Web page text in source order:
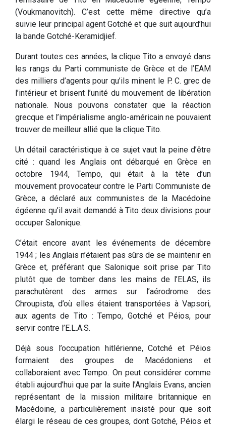
(Voukmanovitch). C’est cette même directive qu’a
suivie leur principal agent Gotché et que suit aujourd’hui
la bande Gotché-Keramidjief.
Durant toutes ces années, la clique Tito a envoyé dans
les rangs du Parti communiste de Grèce et de l’EAM
des milliers d’agents pour qu’ils minent le P. C. grec de
l’intérieur et brisent l’unité du mouvement de libération
nationale. Nous pouvons constater que la réaction
grecque et l’impérialisme anglo-américain ne pouvaient
trouver de meilleur allié que la clique Tito.
Un détail caractéristique à ce sujet vaut la peine d’être
cité : quand les Anglais ont débarqué en Grèce en
octobre 1944, Tempo, qui était à la tète d’un
mouvement provocateur contre le Parti Communiste de
Grèce, a déclaré aux communistes de la Macédoine
égéenne qu’il avait demandé à Tito deux divisions pour
occuper Salonique.
C’était encore avant les événements de décembre
1944 ; les Anglais n’étaient pas sûrs de se maintenir en
Grèce et, préférant que Salonique soit prise par Tito
plutôt que de tomber dans les mains de l’ELAS, ils
parachutèrent des armes sur l’aérodrome des
Chroupista, d’où elles étaient transportées à Vapsori,
aux agents de Tito : Tempo, Gotché et Péios, pour
servir contre l’E.L.A.S.
Déjà sous l’occupation hitlérienne, Cotché et Péios
formaient des groupes de Macédoniens et
collaboraient avec Tempo. On peut considérer comme
établi aujourd’hui que par la suite l’Anglais Evans, ancien
représentant de la mission militaire britannique en
Macédoine, a particulièrement insisté pour que soit
élargi le réseau de ces groupes, dont Gotché, Péios et